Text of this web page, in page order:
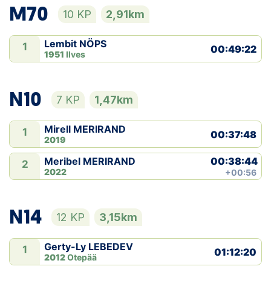
M70 10 KP 2,91km
1 Lembit NÖPS
1951 Ilves 00:49:22
N10 7 KP 1,47km
1 Mirell MERIRAND
2019 00:37:48
2 Meribel MERIRAND
2022
00:38:44
+00:56
N14 12 KP 3,15km
1 Gerty-Ly LEBEDEV
2012Otepää 01:12:20